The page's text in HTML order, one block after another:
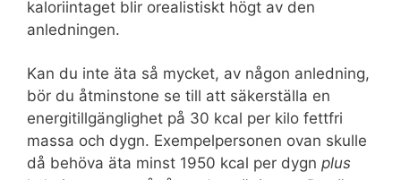
kaloriintaget blir orealistiskt högt av den
anledningen.
Kan du inte äta så mycket, av någon anledning,
bör du åtminstone se till att säkerställa en
energitillgänglighet på 30 kcal per kilo fettfri
massa och dygn. Exempelpersonen ovan skulle
då behöva äta minst 1950 kcal per dygn plus